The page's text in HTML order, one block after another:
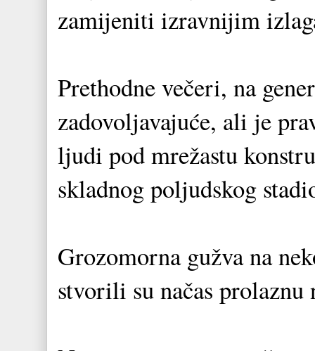
zamijeniti izravnijim
Prethodne večeri, na
zadovoljavajuće, ali je
ljudi pod mrežastu
skladnog poljudskog
Grozomorna gužva na
stvorili su načas prolaznu